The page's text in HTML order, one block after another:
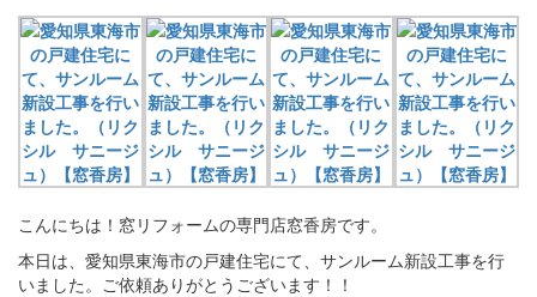
こんにちは！窓リフォームの専門店窓香房です。
本日は、愛知県東海市の戸建住宅にて、サンルーム新設工事を行
いました。ご依頼ありがとうございます！！